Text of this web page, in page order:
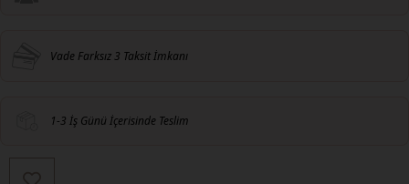
Vade Farksız 3 Taksit İmkanı
1-3 İş Günü İçerisinde Teslim